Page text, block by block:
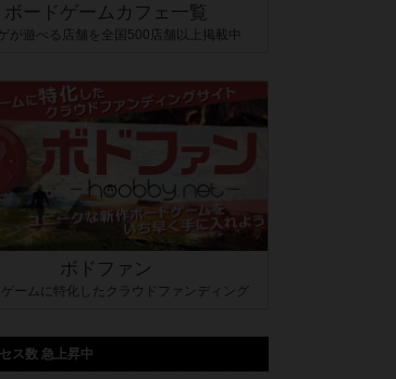
ボードゲームカフェ一覧
が遊べる店舗を全国500店舗以上掲載中
ボドファン
ームに特化したクラウドファンディング
ス数 急上昇中